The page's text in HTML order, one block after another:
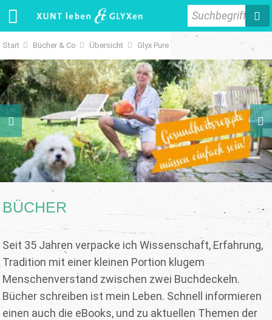
Suchbegriff
Start Bücher & Co Übersicht Glyx Pure
BÜCHER
Seit 35 Jahren verpacke ich Wissenschaft, Erfahrung,
Tradition mit einer kleinen Portion klugem
Menschenverstand zwischen zwei Buchdeckeln.
Bücher schreiben ist mein Leben. Schnell informieren
einen auch die eBooks, und zu aktuellen Themen der